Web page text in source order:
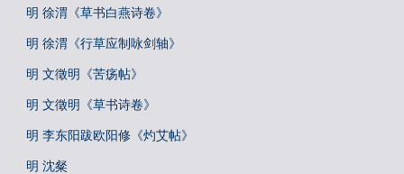
明 徐渭《草书白燕诗卷》
明 徐渭《行草应制咏剑轴》
明 文徵明《苦疡帖》
明 文徵明《草书诗卷》
明 李东阳跋欧阳修《灼艾帖》
明 沈粲